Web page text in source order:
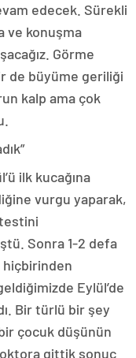
edecek. Sürekli
ve konuşma
Görme
de büyüme geriliği
kalp ama çok
ilk kucağına
vurgu yaparak,
Sonra 1-2 defa
hiçbirinden
Eylül’de
Bir türlü bir şey
çocuk düşünün
gittik sonuç